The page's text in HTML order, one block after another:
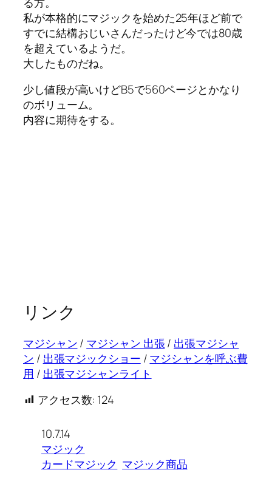
私が本格的にマジックを始めた25年ほど前で
すでに結構おじいさんだったけど今では80歳
を超えているようだ。
大したものだね。
少し値段が高いけどB5で560ページとかなり
のボリューム。
内容に期待をする。
リンク
マジシャン/ マジシャン 出張/ 出張マジシャ
ン / 出張マジックショー /マジシャンを呼ぶ費
用 / 出張マジシャンライト
アクセス数: 124
10.7.14
マジック
カードマジック マジック商品